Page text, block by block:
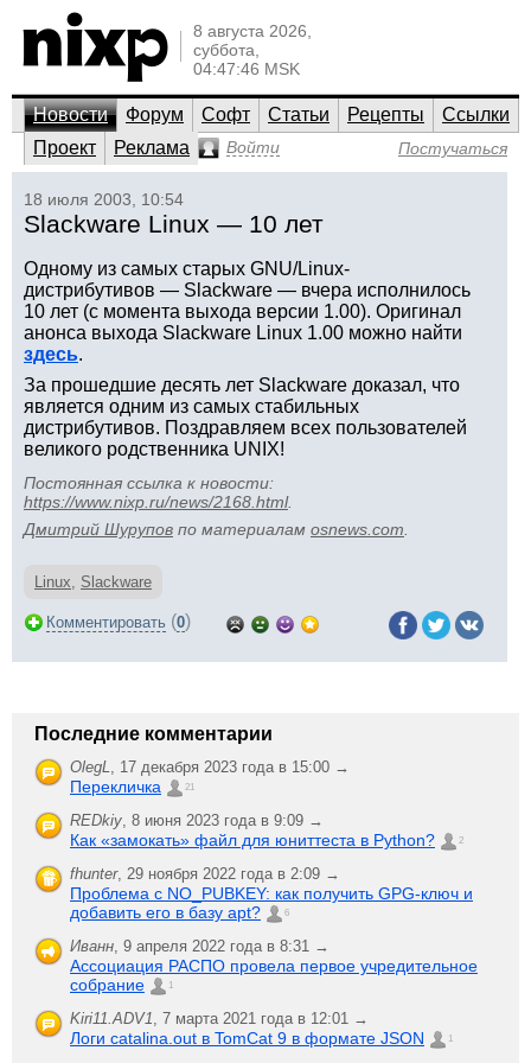
8 августа 2026,
суббота,
04:47:46 MSK
Новости Форум Софт Статьи Рецепты
Ссылки
Проект
Реклама Войти Постучаться
18 июля 2003, 10:54
Slackware Linux — 10 лет
Одному из самых старых GNU/Linux-
дистрибутивов — Slackware — вчера исполнилось
10 лет (с момента выхода версии 1.00). Оригинал
анонса выхода Slackware Linux 1.00 можно найти
здесь.
За прошедшие десять лет Slackware доказал, что
является одним из самых стабильных
дистрибутивов. Поздравляем всех пользователей
великого родственника UNIX!
Постоянная ссылка к новости:
https://www.nixp.ru/news/2168.html.
Дмитрий Шурупов по материалам osnews.com
Linux, Slackware
Комментировать (0)
Последние комментарии
OlegL, 17 декабря 2023 года в 15:00 →
Перекличка 21
REDkiy, 8 июня 2023 года в 9:09 →
Как «замокать» файл для юниттеста в Python? 2
fhunter, 29 ноября 2022 года в 2:09 →
Проблема с NO_PUBKEY: как получить GPG-ключ и
добавить его в базу apt?
6
Иванн, 9 апреля 2022 года в 8:31 →
Ассоциация РАСПО провела первое учредительное
собрание
1
Kiri11.ADV1, 7 марта 2021 года в 12:01 →
Логи catalina.out в TomCat 9 в формате JSON 1